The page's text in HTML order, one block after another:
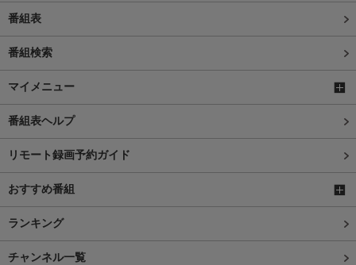
番組表
番組検索
マイメニュー
番組表ヘルプ
リモート録画予約ガイド
おすすめ番組
ランキング
チャンネル一覧